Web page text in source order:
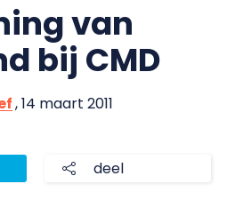
van
bij CMD
, 14 maart 2011
deel